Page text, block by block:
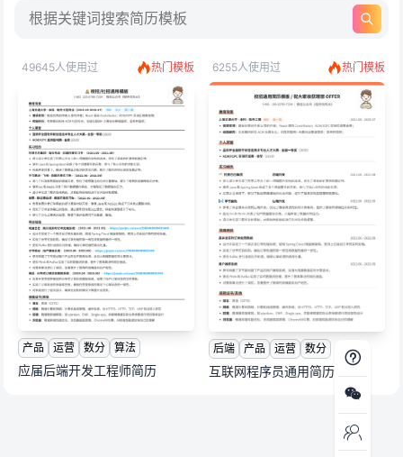
49645人使用过 热门模板
产品 运营 数分 算法
应届后端开发工程师简历
6255人使用过 热门模板
后端 产品 运营 数分
互联网程序员通用简历